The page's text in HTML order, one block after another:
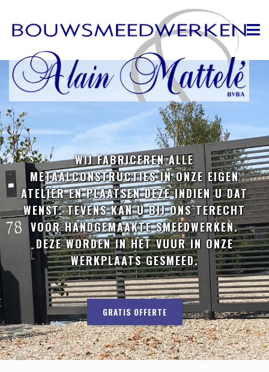
WIJ FABRICEREN ALLE
METAALCONSTRUCTIES IN ONZE EIGEN
ATELIER EN PLAATSEN DEZE INDIEN U DAT
WENST. TEVENS KAN U BIJ ONS TERECHT
VOOR HANDGEMAAKTE SMEEDWERKEN.
DEZE WORDEN IN HET VUUR IN ONZE
WERKPLAATS GESMEED.
GRATIS OFFERTE